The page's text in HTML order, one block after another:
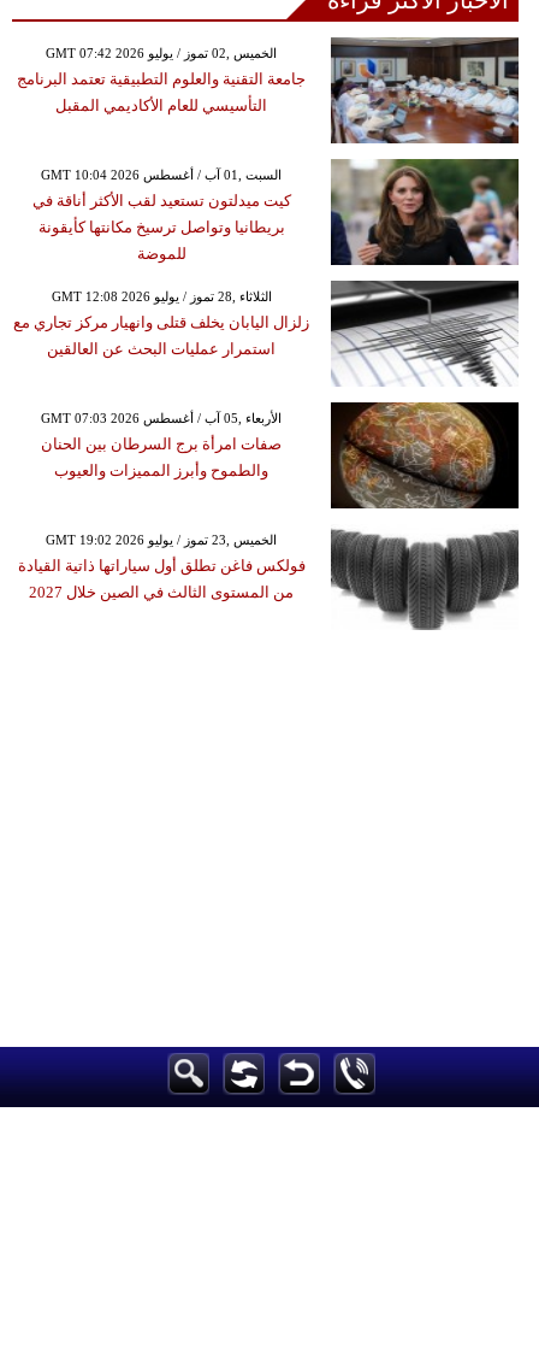
GMT 07:42 2026 الخميس ,02 تموز / يوليو
جامعة التقنية والعلوم التطبيقية تعتمد البرنامج
التأسيسي للعام الأكاديمي المقبل
GMT 10:04 2026 السبت ,01 آب / أغسطس
كيت ميدلتون تستعيد لقب الأكثر أناقة في
بريطانيا وتواصل ترسيخ مكانتها كأيقونة
للموضة
GMT 12:08 2026 الثلاثاء ,28 تموز / يوليو
زلزال اليابان يخلف قتلى وانهيار مركز تجاري مع
استمرار عمليات البحث عن العالقين
GMT 07:03 2026 الأربعاء ,05 آب / أغسطس
صفات امرأة برج السرطان بين الحنان
والطموح وأبرز المميزات والعيوب
GMT 19:02 2026 الخميس ,23 تموز / يوليو
فولكس فاغن تطلق أول سياراتها ذاتية القيادة
من المستوى الثالث في الصين خلال 2027